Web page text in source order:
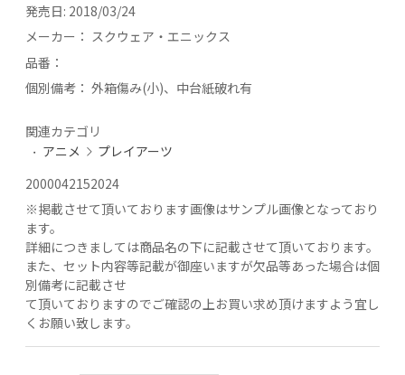
発売日: 2018/03/24
メーカー： スクウェア・エニックス
品番：
個別備考： 外箱傷み(小)、中台紙破れ有
関連カテゴリ
アニメ
プレイアーツ
2000042152024
※掲載させて頂いております画像はサンプル画像となっており
ます。
詳細につきましては商品名の下に記載させて頂いております。
また、セット内容等記載が御座いますが欠品等あった場合は個
別備考に記載させ
て頂いておりますのでご確認の上お買い求め頂けますよう宜し
くお願い致します。